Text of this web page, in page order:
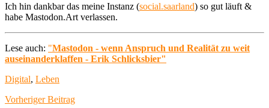
Ich hin dankbar das meine Instanz (social.saarland) so gut läuft &
habe Mastodon.Art verlassen.
Lese auch: "Mastodon - wenn Anspruch und Realität zu weit
auseinanderklaffen - Erik Schlicksbier"
Digital, Leben
Vorheriger Beitrag